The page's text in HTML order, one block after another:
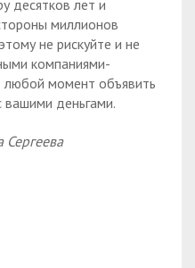
десятков лет и
миллионов
не рискуйте и не
компаниями-
любой момент объявить
вашими деньгами.
Сергеева